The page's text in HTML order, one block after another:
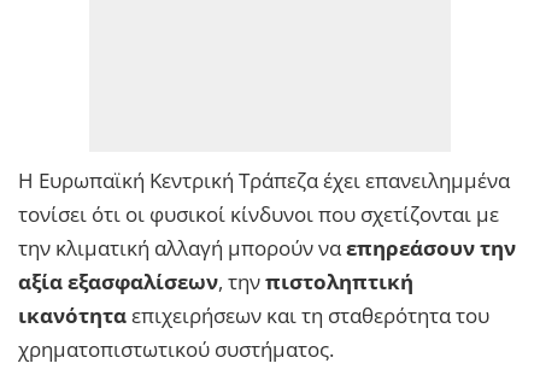
Η Ευρωπαϊκή Κεντρική Τράπεζα έχει επανειλημμένα
τονίσει ότι οι φυσικοί κίνδυνοι που σχετίζονται με
την κλιματική αλλαγή μπορούν ναεπηρεάσουν την
αξία εξασφαλίσεων, τηνπιστοληπτική
ικανότηταεπιχειρήσεων και τη σταθερότητα του
χρηματοπιστωτικού συστήματος.